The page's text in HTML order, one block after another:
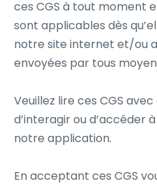
ces CGS à tout moment
sont applicables dès
notre site internet et/ou
envoyées par tous
Veuillez lire ces CGS
d’interagir ou
notre application.
En acceptant ces CGS